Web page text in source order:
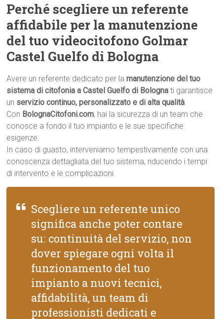
Perché scegliere un referente
affidabile per la manutenzione
del tuo videocitofono Golmar
Castel Guelfo di Bologna
Avere un referente dedicato per lamanutenzione del tuo
sistema di citofonia a Castel Guelfo di Bologna ti garantisce
un servizio continuo, personalizzato e di alta qualità.
Con BolognaCitofoni.com, hai la sicurezza di un team che
conosce a fondo il tuo impianto e le sue specifiche
esigenze.
In caso di guasto, interveniamo tempestivamente con una
conoscenza dettagliata del tuo sistema, riducendo i tempi
di intervento e le complicazioni.
Scegliere un referente unico
significa anche poter contare
su: continuità del servizio, non
dover spiegare ogni volta il
funzionamento del tuo
impianto a nuovi tecnici,
affidabilità, un team di
professionisti dedicati e